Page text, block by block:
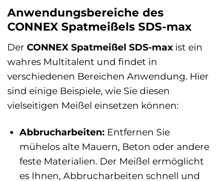
Anwendungsbereiche des
CONNEX Spatmeißels SDS-max
Der CONNEX Spatmeißel SDS-max ist ein
wahres Multitalent und findet in
verschiedenen Bereichen Anwendung. Hier
sind einige Beispiele, wie Sie diesen
vielseitigen Meißel einsetzen können:
Abbrucharbeiten:Entfernen Sie
mühelos alte Mauern, Beton oder andere
feste Materialien. Der Meißel ermöglicht
es Ihnen, Abbrucharbeiten schnell und